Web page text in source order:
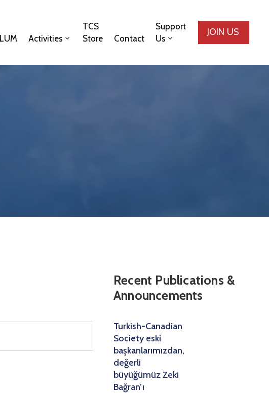
Activities
TCS
Store
Contact
Support
Us
JOIN US
Recent Publications &
Announcements
Turkish-Canadian
Society eski
başkanlarımızdan,
değerli
büyüğümüz Zeki
Bağran’ı